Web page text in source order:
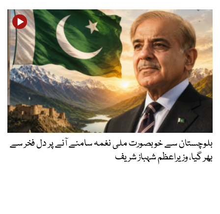
بلوچستان سے خوبصورت ملی نغمہ سامنے آنے پر دل فخر سے
بھر گیا، وزیراعظم شہباز شریف